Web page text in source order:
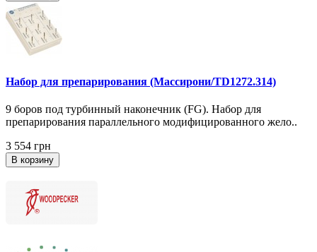
Набор для препарирования (Массирони/TD1272.314)
9 боров под турбинный наконечник (FG). Набор для
препарирования параллельного модифицированного жело..
3 554 грн
В корзину